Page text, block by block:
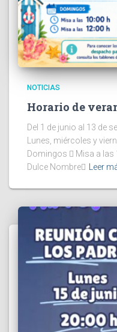
NOTICIAS
Horario de
Del 1 de junio al 13 de
Lunes, miércoles y
Domingos  Misa a las
Dulce Nombre
Leer